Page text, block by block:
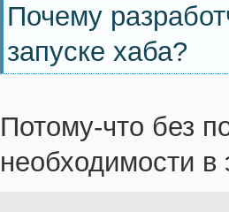
Почему
запуске хаба?
Потому-что без
необходимости в